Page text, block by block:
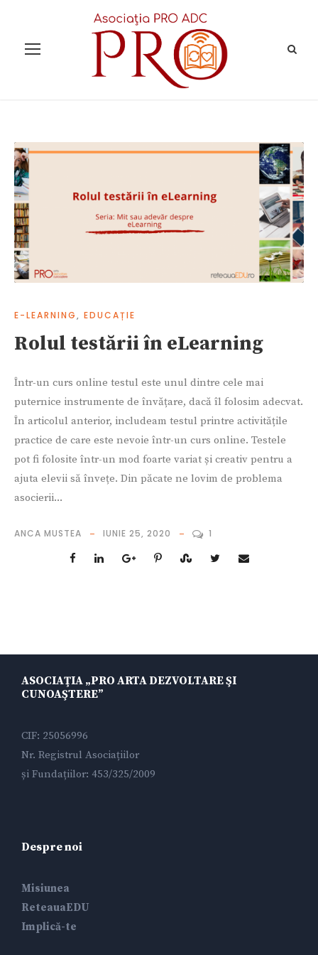
E-LEARNING, EDUCAȚIE
Rolul testării în eLearning
Într-un curs online testul este unul dintre cele mai
puternice instrumente de învățare, dacă îl folosim adecvat.
În articolul anterior, includeam testul printre activitățile
practice de care este nevoie într-un curs online. Testele
pot fi folosite într-un mod foarte variat și creativ pentru a
ajuta elevii să învețe. Din păcate ne lovim de problema
asocierii...
ANCA MUSTEA IUNIE 25, 2020 1
ASOCIAŢIA „PRO ARTA DEZVOLTARE ŞI
CUNOAŞTERE”
CIF: 25056996
Nr. Registrul Asociațiilor
și Fundațiilor: 453/325/2009
Despre noi
Misiunea
ReteauaEDU
Implică-te